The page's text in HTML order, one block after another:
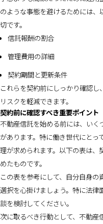
のような事態を避けるためには
切です。
信託報酬の割合
管理費用の詳細
契約期間と更新条件
これらを契約前にしっかり確認
リスクを軽減できます。
契約前に確認すべき重要ポイント
不動産信託を始める前には、い
があります。特に働き世代にと
理が求められます。以下の表は、
めたものです。
この表を参考にして、自分自身
選択を心掛けましょう。特に法
談を検討してください。
次に取るべき行動として、不動